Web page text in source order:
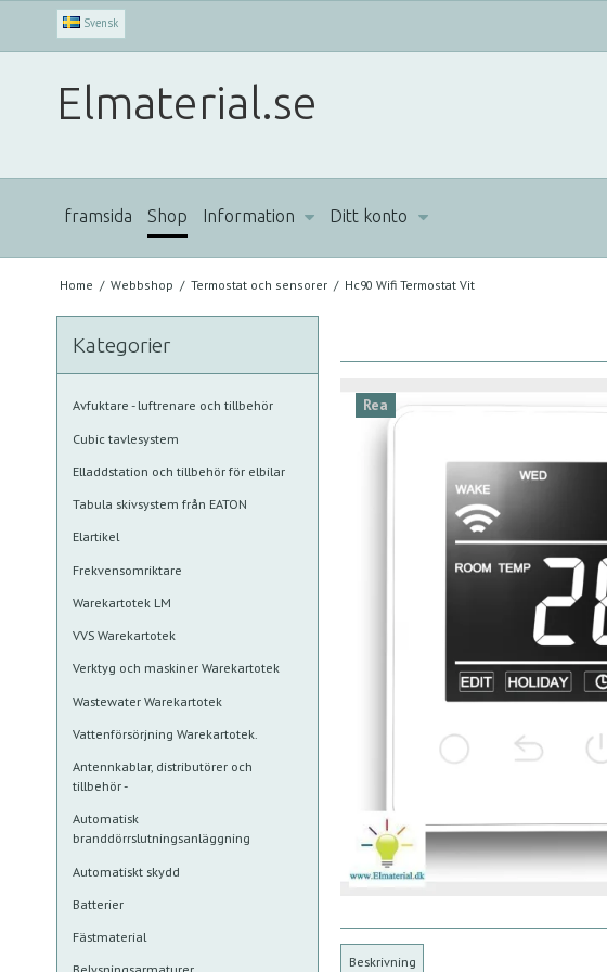
Svensk
Elmaterial.se
framsida Shop Information Ditt konto
Home / Webbshop / Termostat och sensorer / Hc90 Wifi Termostat Vit
Kategorier
Avfuktare - luftrenare och tillbehör
Cubic tavlesystem
Elladdstation och tillbehör för elbilar
Tabula skivsystem från EATON
Elartikel
Frekvensomriktare
Warekartotek LM
VVS Warekartotek
Verktyg och maskiner Warekartotek
Wastewater Warekartotek
Vattenförsörjning Warekartotek.
Antennkablar, distributörer och
tillbehör -
Automatisk
branddörrslutningsanläggning
Automatiskt skydd
Batterier
Fästmaterial
Rea
Beskrivning